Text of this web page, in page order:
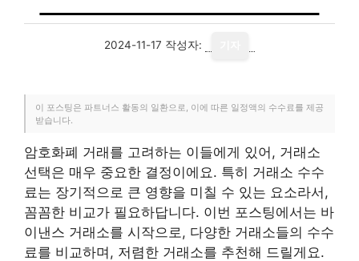
2024-11-17 작성자:
이 포스팅은 파트너스 활동의 일환으로, 이에 따른 일정액의 수수료를 제공
받습니다.
암호화폐 거래를 고려하는 이들에게 있어, 거래소
선택은 매우 중요한 결정이에요. 특히 거래소 수수
료는 장기적으로 큰 영향을 미칠 수 있는 요소라서,
꼼꼼한 비교가 필요하답니다. 이번 포스팅에서는 바
이낸스 거래소를 시작으로, 다양한 거래소들의 수수
료를 비교하며, 저렴한 거래소를 추천해 드릴게요.